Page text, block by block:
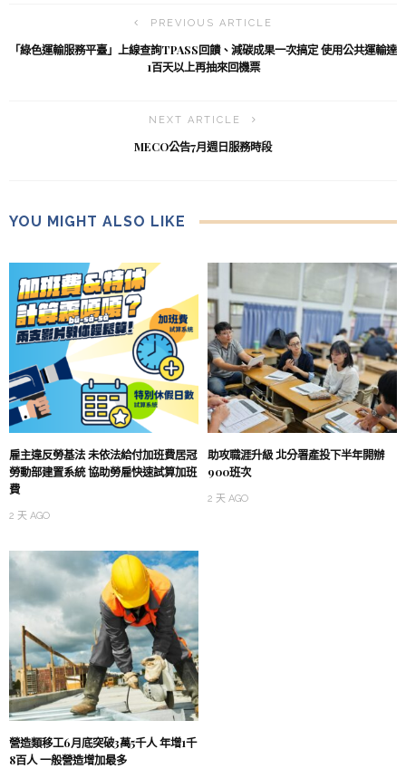
PREVIOUS ARTICLE
「綠色運輸服務平臺」上線查詢TPASS回饋、減碳成果一次搞定 使用公共運輸達
1百天以上再抽來回機票
NEXT ARTICLE
MECO公告7月週日服務時段
YOU MIGHT ALSO LIKE
雇主違反勞基法 未依法給付加班費居冠
勞動部建置系統 協助勞雇快速試算加班
費
2 天 AGO
助攻職涯升級 北分署產投下半年開辦
900班次
2 天 AGO
營造類移工6月底突破3萬5千人 年增1千
8百人 一般營造增加最多